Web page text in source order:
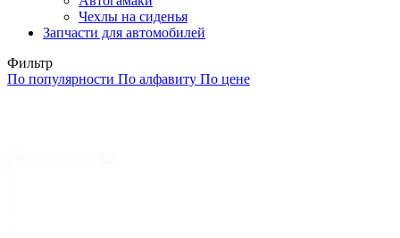
Чехлы на сиденья
Запчасти для автомобилей
Фильтр
По популярности По алфавиту По цене